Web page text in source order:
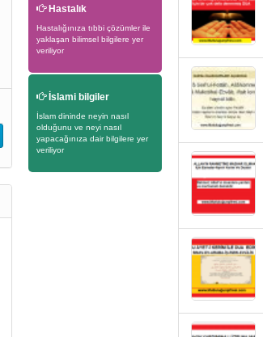
Hastalık
Hastalığınıza tıbbi çözümler ile
yaklaşan bilimsel bilgilere yer
veriliyor
İslami bilgiler
İslam dininde neyin nasıl
olduğunu ve neyi nasıl
yapacağınıza dair bilgilere yer
veriliyor